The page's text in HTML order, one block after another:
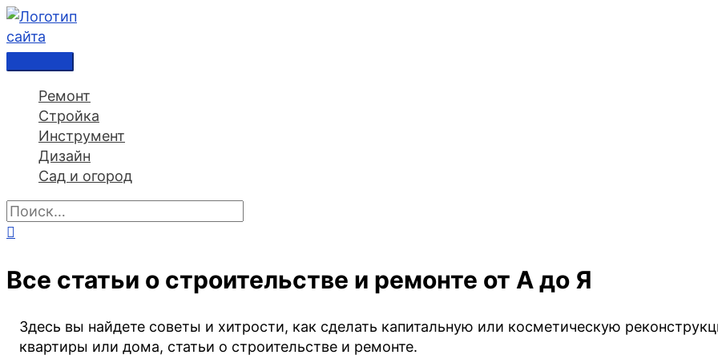
Перейти
к
содержимому
Главное
меню
Ремонт
Стройка
Инструмент
Дизайн
Сад и огород
Поиск:
Все статьи о строительстве и ремонте от А до Я
Здесь вы найдете советы и хитрости, как сделать капитальную или косметическую
квартиры или дома, статьи о строительстве и ремонте.